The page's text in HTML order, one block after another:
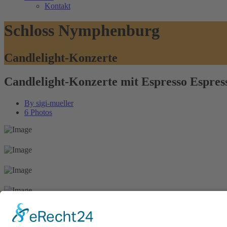
Kontakt
Schloss Nymphenburg
Candlelight-Konzerte
Candlelight-Konzerte mit Espresso
By sigi-mueller
6 Photos